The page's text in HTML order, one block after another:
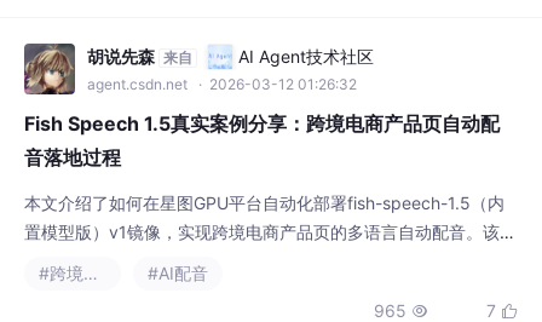
胡说先森 来自 AI Agent技术社区
agent.csdn.net · 2026-03-12 01:26:32
Fish Speech 1.5真实案例分享：跨境电商产品页自动配
音落地过程
本文介绍了如何在星图GPU平台自动化部署fish-speech-1.5（内
置模型版）v1镜像，实现跨境电商产品页的多语言自动配音。该方
案能快速生成高质量语音，显著降低人工配音成本，提升多语言产
#跨境电商
#AI配音
965  7 